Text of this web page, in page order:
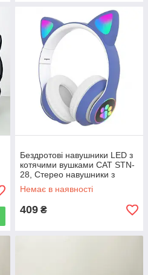
Бездротові навушники LED з
котячими вушками CAT STN-
28, Стерео навушники з
котячими вушками. Колір:
синій
Немає в наявності
409 ₴